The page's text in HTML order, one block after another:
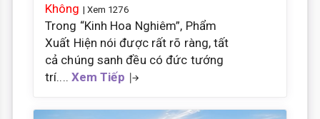
Không | Xem 1276
Trong “Kinh Hoa Nghiêm”, Phẩm
Xuất Hiện nói được rất rõ ràng, tất
cả chúng sanh đều có đức tướng
trí.... Xem Tiếp